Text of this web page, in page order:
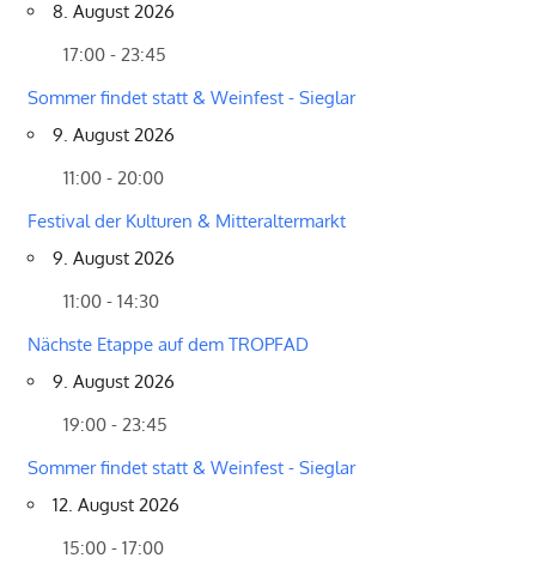
8. August 2026
17:00 - 23:45
Sommer findet statt & Weinfest - Sieglar
9. August 2026
11:00 - 20:00
Festival der Kulturen & Mitteraltermarkt
9. August 2026
11:00 - 14:30
Nächste Etappe auf dem TROPFAD
9. August 2026
19:00 - 23:45
Sommer findet statt & Weinfest - Sieglar
12. August 2026
15:00 - 17:00